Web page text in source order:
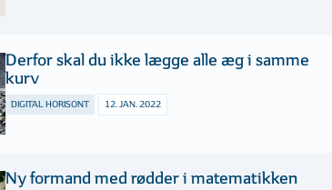
Derfor skal du ikke lægge alle æg i samme
kurv
DIGITAL HORISONT 12. JAN. 2022
Ny formand med rødder i matematikken